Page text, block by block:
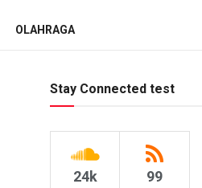
OLAHRAGA
Stay Connected test
24k 99